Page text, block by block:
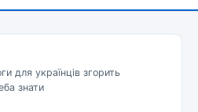
для українців згорить
знати